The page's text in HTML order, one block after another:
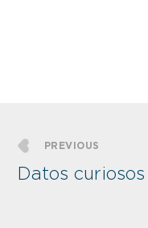
PREVIOUS
Datos